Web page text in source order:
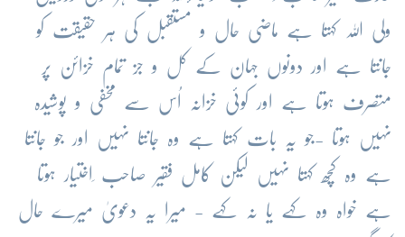
ولی اللہ کہتا ہے ماضی حال و مستقبل کی ہر حقیقت کو
جانتا ہے اور دونوں جہان کے کل و جز تمام خزائن پر
متصرف ہوتا ہے اور کوئی خزانہ اُس سے مخفی و پوشیدہ
نہیں ہوتا -جو یہ بات کہتا ہے وہ جانتا نہیں اور جو جانتا
ہے وہ کچھ کہتا نہیں لیکن کامل فقیر صاحب ِاختیار ہوتا
ہے خواہ وہ کہے یا نہ کہے - میرا یہ دعویٰ میرے حال